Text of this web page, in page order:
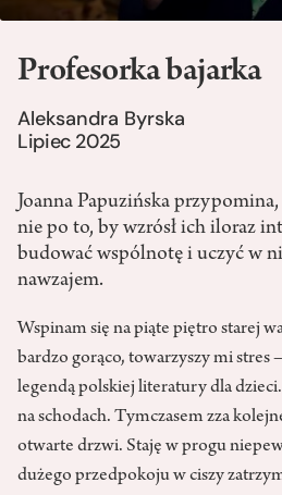
Profesorka bajarka
Aleksandra Byrska
Lipiec 2025
Joanna Papuzińska
nie po to, by wzrósł ich iloraz
budować wspólnotę i uczyć w
nawzajem.
Wspinam się na piąte piętro starej
bardzo gorąco, towarzyszy mi stres
legendą polskiej literatury dla
na schodach. Tymczasem zza
otwarte drzwi. Staję w progu
dużego przedpokoju w ciszy